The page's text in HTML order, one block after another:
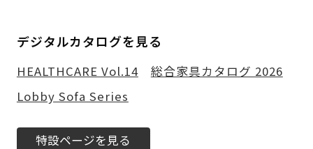
デジタルカタログを見る
HEALTHCARE Vol.14
総合家具カタログ 2026
Lobby Sofa Series
特設ページを見る